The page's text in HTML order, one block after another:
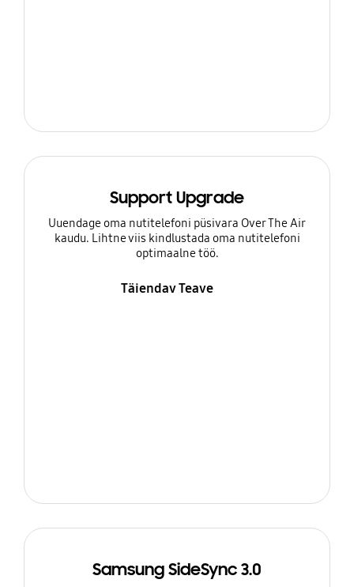
Support Upgrade
Uuendage oma nutitelefoni püsivara Over The Air
kaudu. Lihtne viis kindlustada oma nutitelefoni
optimaalne töö.
Täiendav Teave
Samsung SideSync 3.0